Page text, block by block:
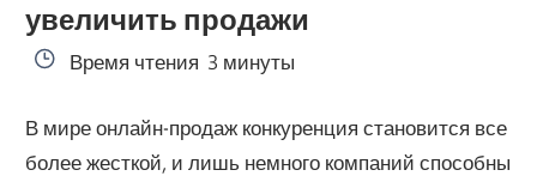
увеличить продажи
Время чтения 3 минуты
В мире онлайн-продаж конкуренция становится все
более жесткой, и лишь немного компаний способны